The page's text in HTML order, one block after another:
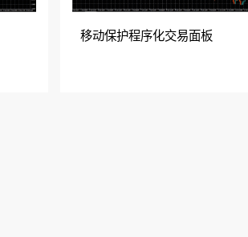
移动保护程序化交易面板